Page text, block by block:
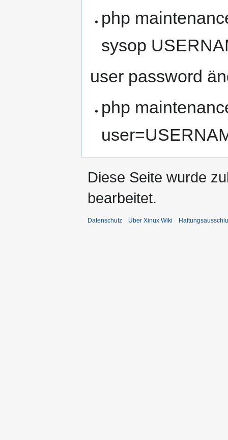
php
sysop
user password
php
Diese Seite wurde
bearbeitet.
Datenschutz Über Xinux Wiki